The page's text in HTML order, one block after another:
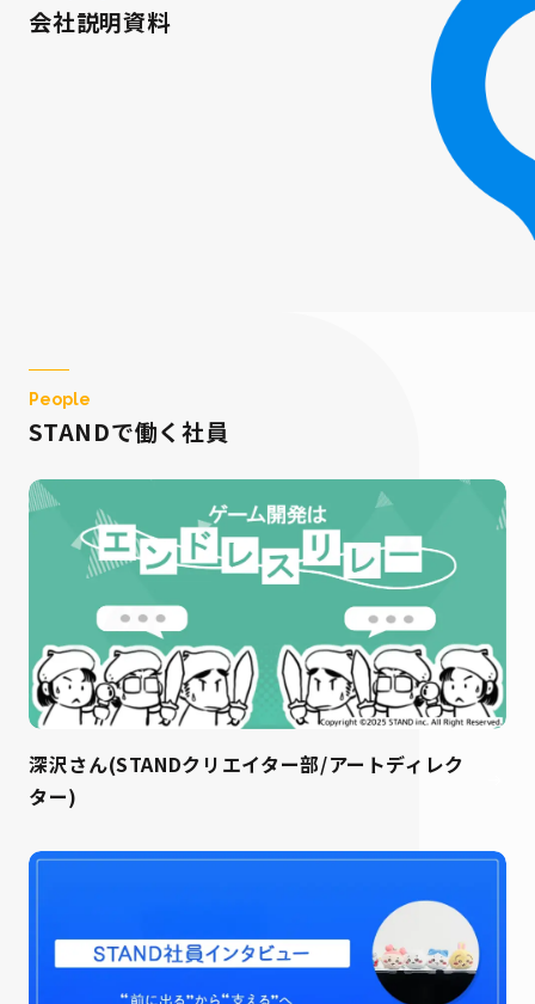
会社説明資料
People
STANDで働く社員
深沢さん(STANDクリエイター部/アートディレク
ター)